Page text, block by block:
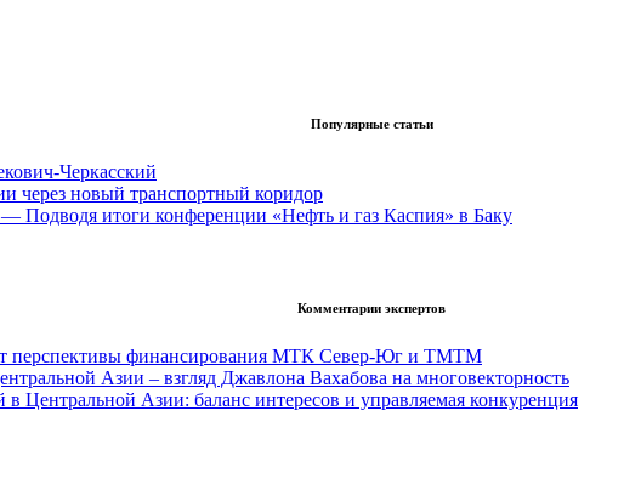
Популярные статьи
Черкасский
через новый транспортный коридор
Подводя итоги конференции «Нефть и газ Каспия» в Баку
Комментарии экспертов
перспективы финансирования МТК Север-Юг и ТМТМ
Азии – взгляд Джавлона Вахабова на многовекторность
в Центральной Азии: баланс интересов и управляемая конкуренция